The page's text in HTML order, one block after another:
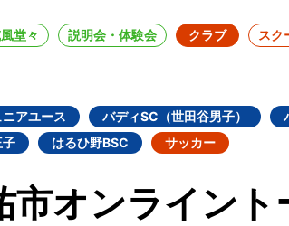
堂々 説明会・体験会 クラブ スク
アユース バディSC（世田谷男子）
子
はるひ野BSC サッカー
市オンライント